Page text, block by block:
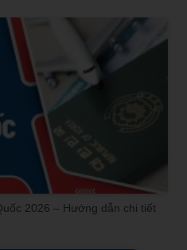
2026 – Hướng dẫn chi tiết